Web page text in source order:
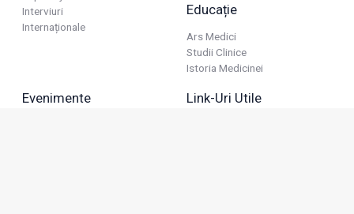
Interviuri
Internaționale
Educație
Ars Medici
Studii Clinice
Istoria Medicinei
Evenimente Link-Uri Utile